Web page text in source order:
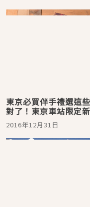
東京必買伴手禮選這
對了！東京車站限定
假期伴手禮特輯
2016年12月31日